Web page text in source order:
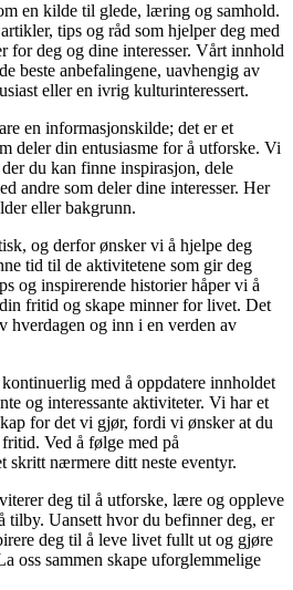
en kilde til glede, læring og samhold.
tips og råd som hjelper deg med
for deg og dine interesser. Vårt innhold
beste anbefalingene, uavhengig av
eller en ivrig kulturinteressert.
en informasjonskilde; det er et
deler din entusiasme for å utforske. Vi
du kan finne inspirasjon, dele
andre som deler dine interesser. Her
eller bakgrunn.
og derfor ønsker vi å hjelpe deg
tid til de aktivitetene som gir deg
og inspirerende historier håper vi å
fritid og skape minner for livet. Det
hverdagen og inn i en verden av
med å oppdatere innholdet
og interessante aktiviteter. Vi har et
for det vi gjør, fordi vi ønsker at du
Ved å følge med på
skritt nærmere ditt neste eventyr.
deg til å utforske, lære og oppleve
tilby. Uansett hvor du befinner deg, er
deg til å leve livet fullt ut og gjøre
oss sammen skape uforglemmelige